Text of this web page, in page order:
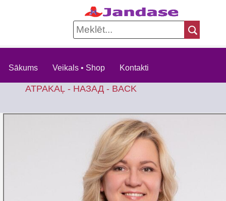
Sākums Veikals • Shop Kontakti
ATPAKAĻ - НАЗАД - BACK